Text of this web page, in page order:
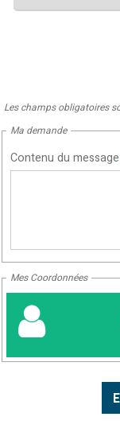
Les champs obligatoires
Ma demande
Contenu du message
Mes Coordonnées